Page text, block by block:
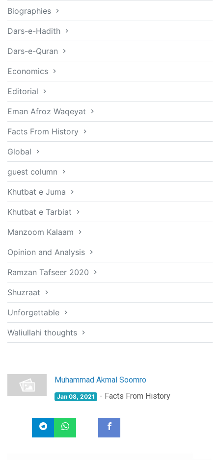
Biographies
Dars-e-Hadith
Dars-e-Quran
Economics
Editorial
Eman Afroz Waqeyat
Facts From History
Global
guest column
Khutbat e Juma
Khutbat e Tarbiat
Manzoom Kalaam
Opinion and Analysis
Ramzan Tafseer 2020
Shuzraat
Unforgettable
Waliullahi thoughts
Muhammad Akmal Soomro
Jan 08, 2021 - Facts From History